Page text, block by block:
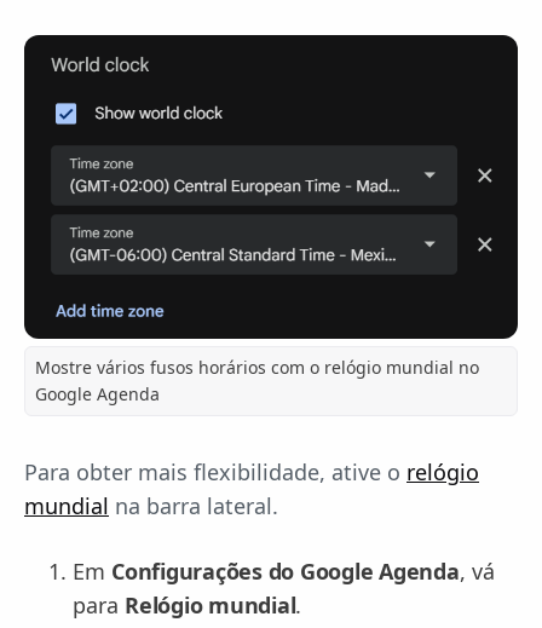
Mostre vários fusos horários com o relógio mundial no
Google Agenda
Para obter mais flexibilidade, ative o relógio
mundial na barra lateral.
Em Configurações do Google Agenda, vá
para Relógio mundial.